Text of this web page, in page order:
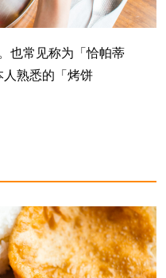
也常见称为「恰帕蒂
人熟悉的「烤饼